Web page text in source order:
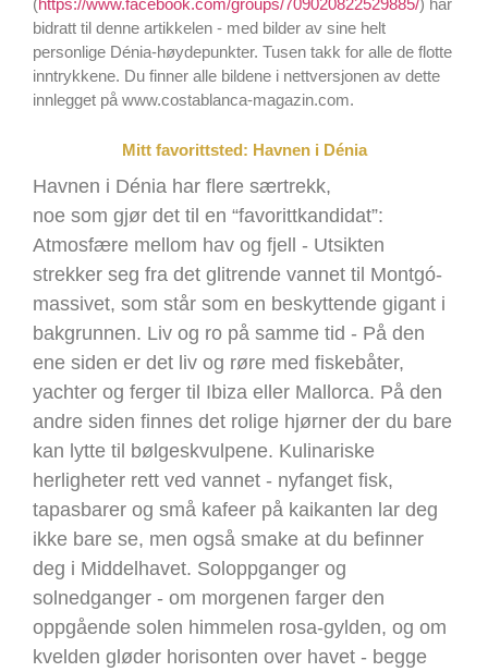
(https://www.facebook.com/groups/709020822529885/) har
bidratt til denne artikkelen - med bilder av sine helt
personlige Dénia-høydepunkter. Tusen takk for alle de flotte
inntrykkene. Du finner alle bildene i nettversjonen av dette
innlegget på www.costablanca-magazin.com.
Mitt favorittsted: Havnen i Dénia
Havnen i Dénia har flere særtrekk,
noe som gjør det til en “favorittkandidat”:
Atmosfære mellom hav og fjell - Utsikten
strekker seg fra det glitrende vannet til Montgó-
massivet, som står som en beskyttende gigant i
bakgrunnen. Liv og ro på samme tid - På den
ene siden er det liv og røre med fiskebåter,
yachter og ferger til Ibiza eller Mallorca. På den
andre siden finnes det rolige hjørner der du bare
kan lytte til bølgeskvulpene. Kulinariske
herligheter rett ved vannet - nyfanget fisk,
tapasbarer og små kafeer på kaikanten lar deg
ikke bare se, men også smake at du befinner
deg i Middelhavet. Soloppganger og
solnedganger - om morgenen farger den
oppgående solen himmelen rosa-gylden, og om
kvelden gløder horisonten over havet - begge